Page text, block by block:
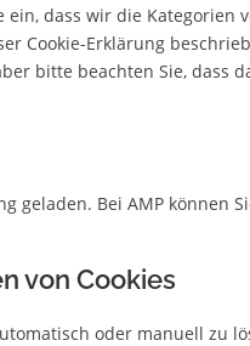
dass wir die Kategorien
Cookie-Erklärung
bitte beachten Sie, dass
geladen. Bei AMP können
von Cookies
oder manuell zu